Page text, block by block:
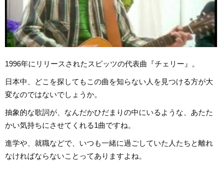
1996年にリリースされたスピッツの代表曲『チェリー』。
日本中、どこを探してもこの曲を知らない人を見つける方が大
変なのではないでしょうか。
抽象的な歌詞が、なんだかひだまりの中にいるような、あたた
かい気持ちにさせてくれる1曲ですね。
進学や、就職などで、いつも一緒に過ごしていた人たちと離れ
なければならないことってありますよね。